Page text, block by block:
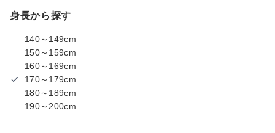
身長から探す
140～149cm
150～159cm
160～169cm
170～179cm
180～189cm
190～200cm